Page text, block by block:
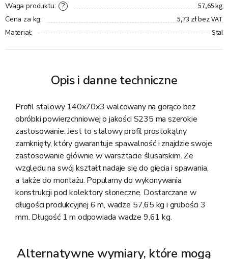
?
Waga produktu: 57,65 kg
Cena za kg: 5,73 zł bez VAT
Materiał: Stal
Opis i danne techniczne
Profil stalowy 140x70x3 walcowany na gorąco bez
obróbki powierzchniowej o jakości S235 ma szerokie
zastosowanie. Jest to stalowy profil prostokątny
zamknięty, który gwarantuje spawalność i znajdzie swoje
zastosowanie głównie w warsztacie ślusarskim. Ze
względu na swój kształt nadaje się do gięcia i spawania,
a także do montażu. Popularny do wykonywania
konstrukcji pod kolektory słoneczne. Dostarczane w
długości produkcyjnej 6 m, wadze 57,65 kg i grubości 3
mm. Długość 1 m odpowiada wadze 9,61 kg.
Alternatywne wymiary, które mogą